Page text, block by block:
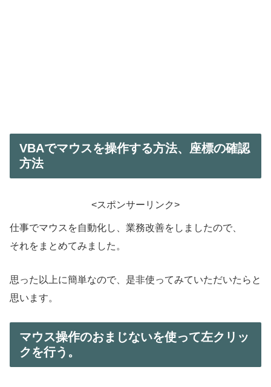
VBAでマウスを操作する方法、座標の確認
方法
<スポンサーリンク>
仕事でマウスを自動化し、業務改善をしましたので、
それをまとめてみました。
思った以上に簡単なので、是非使ってみていただいたらと
思います。
マウス操作のおまじないを使って左クリッ
クを行う。